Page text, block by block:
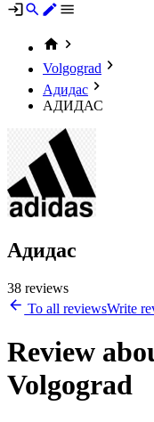
Volgograd
Адидас
АДИДАС
Адидас
38 reviews
To all reviewsWrite
Review
Volgograd